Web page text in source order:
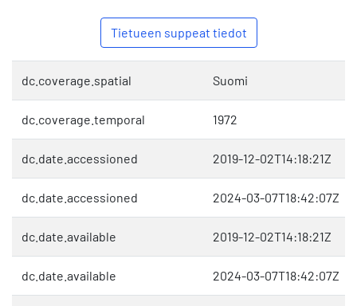
Tietueen suppeat tiedot
dc.coverage.spatial Suomi
dc.coverage.temporal 1972
dc.date.accessioned 2019-12-02T14:18:21Z
dc.date.accessioned 2024-03-07T18:42:07Z
dc.date.available 2019-12-02T14:18:21Z
dc.date.available 2024-03-07T18:42:07Z